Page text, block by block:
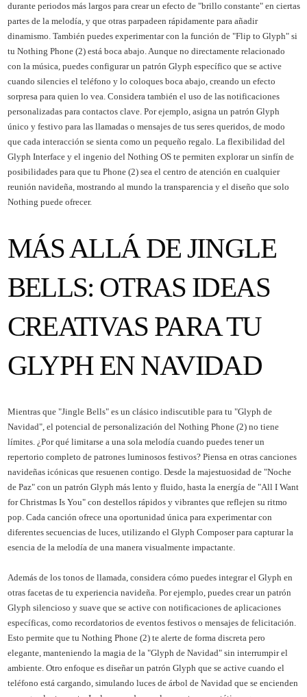
durante periodos más largos para crear un efecto de "brillo constante" en ciertas
partes de la melodía, y que otras parpadeen rápidamente para añadir
dinamismo. También puedes experimentar con la función de "Flip to Glyph" si
tu Nothing Phone (2) está boca abajo. Aunque no directamente relacionado
con la música, puedes configurar un patrón Glyph específico que se active
cuando silencies el teléfono y lo coloques boca abajo, creando un efecto
sorpresa para quien lo vea. Considera también el uso de las notificaciones
personalizadas para contactos clave. Por ejemplo, asigna un patrón Glyph
único y festivo para las llamadas o mensajes de tus seres queridos, de modo
que cada interacción se sienta como un pequeño regalo. La flexibilidad del
Glyph Interface y el ingenio del Nothing OS te permiten explorar un sinfín de
posibilidades para que tu Phone (2) sea el centro de atención en cualquier
reunión navideña, mostrando al mundo la transparencia y el diseño que solo
Nothing puede ofrecer.
MÁS ALLÁ DE JINGLE
BELLS: OTRAS IDEAS
CREATIVAS PARA TU
GLYPH EN NAVIDAD
Mientras que "Jingle Bells" es un clásico indiscutible para tu "Glyph de
Navidad", el potencial de personalización del Nothing Phone (2) no tiene
límites. ¿Por qué limitarse a una sola melodía cuando puedes tener un
repertorio completo de patrones luminosos festivos? Piensa en otras canciones
navideñas icónicas que resuenen contigo. Desde la majestuosidad de "Noche
de Paz" con un patrón Glyph más lento y fluido, hasta la energía de "All I Want
for Christmas Is You" con destellos rápidos y vibrantes que reflejen su ritmo
pop. Cada canción ofrece una oportunidad única para experimentar con
diferentes secuencias de luces, utilizando el Glyph Composer para capturar la
esencia de la melodía de una manera visualmente impactante.
Además de los tonos de llamada, considera cómo puedes integrar el Glyph en
otras facetas de tu experiencia navideña. Por ejemplo, puedes crear un patrón
Glyph silencioso y suave que se active con notificaciones de aplicaciones
específicas, como recordatorios de eventos festivos o mensajes de felicitación.
Esto permite que tu Nothing Phone (2) te alerte de forma discreta pero
elegante, manteniendo la magia de la "Glyph de Navidad" sin interrumpir el
ambiente. Otro enfoque es diseñar un patrón Glyph que se active cuando el
teléfono está cargando, simulando luces de árbol de Navidad que se encienden